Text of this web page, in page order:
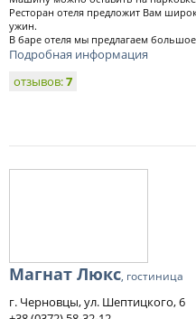
Ресторан отеля предложит Вам
ужин.
В баре отеля мы предлагаем
Подробная информация
отзывов:7
Магнат Люкс, гостиница
г. Черновцы, ул. Шептицкого, 6